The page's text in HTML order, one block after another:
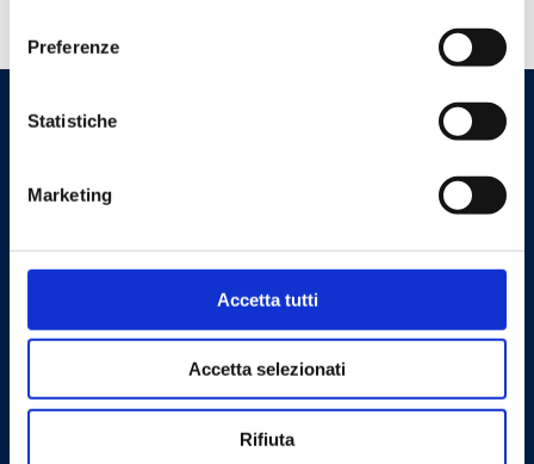
Preferenze
Statistiche
Marketing
Accetta tutti
Accetta selezionati
Rifiuta
Contact us